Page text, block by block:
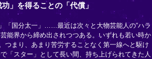
」を得ることの「代償」
「国分太一」……最近は次々と大物芸能人の“ハラ
能界から締め出されつつある。いずれも若い時か
つまり、あまり苦労することなく第一線へと駆け
「スター」として長い間、持ち上げられてきた人